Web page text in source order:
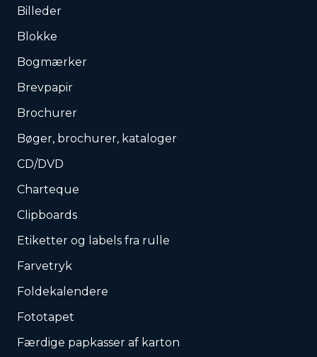
Billeder
Blokke
Bogmærker
Brevpapir
Brochurer
Bøger, brochurer, kataloger
CD/DVD
Charteque
Clipboards
Etiketter og labels fra rulle
Farvetryk
Foldekalendere
Fototapet
Færdige papkasser af karton